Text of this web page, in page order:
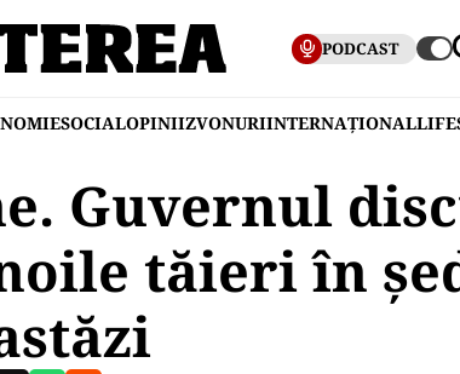
PODCAST
SOCIALOPINIIZVONURIINTERNAȚIONAL
Guvernul
tăieri în